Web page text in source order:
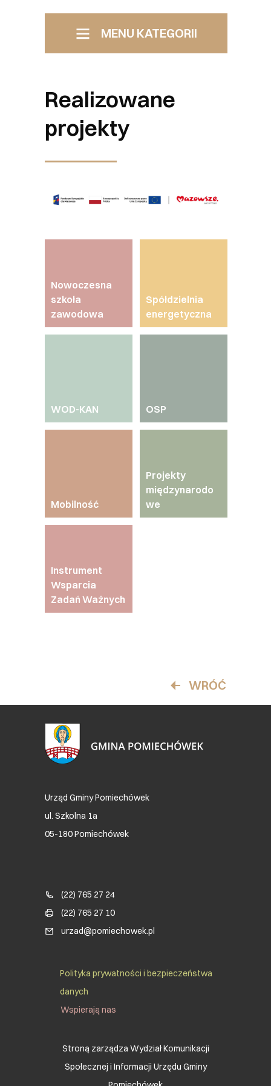
MENU KATEGORII
Kultura i edukacja
Polityka Społeczna
Realizowane
projekty
Nowoczesna
szkoła
zawodowa
Spółdzielnia
energetyczna
WOD-KAN OSP
Mobilność
Projekty
międzynarodo
we
Instrument
Wsparcia
Zadań Ważnych
WRÓĆ
Urząd Gminy Pomiechówek
ul. Szkolna 1a
05-180 Pomiechówek
Blok kontaktowy (Footer)
(22) 765 27 24
(22) 765 27 10
urzad@pomiechowek.pl
Social Menu Footer
Polityka prywatności i bezpieczeństwa
danych
Wspierają nas
Stroną zarządza Wydział Komunikacji
Społecznej i Informacji Urzędu Gminy